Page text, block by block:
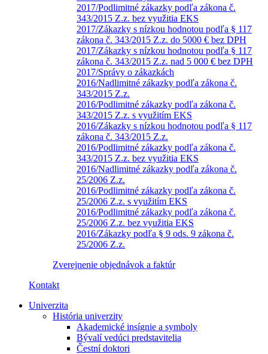
2017/Podlimitné zákazky podľa zákona č.
343/2015 Z.z. bez využitia EKS
2017/Zákazky s nízkou hodnotou podľa § 117
zákona č. 343/2015 Z.z. do 5000 € bez DPH
2017/Zákazky s nízkou hodnotou podľa § 117
zákona č. 343/2015 Z.z. nad 5 000 € bez DPH
2017/Správy o zákazkách
2016/Nadlimitné zákazky podľa zákona č.
343/2015 Z.z.
2016/Podlimitné zákazky podľa zákona č.
343/2015 Z.z. s využitím EKS
2016/Zákazky s nízkou hodnotou podľa § 117
zákona č. 343/2015 Z.z.
2016/Podlimitné zákazky podľa zákona č.
343/2015 Z.z. bez využitia EKS
2016/Nadlimitné zákazky podľa zákona č.
25/2006 Z.z.
2016/Podlimitné zákazky podľa zákona č.
25/2006 Z.z. s využitím EKS
2016/Podlimitné zákazky podľa zákona č.
25/2006 Z.z. bez využitia EKS
2016/Zákazky podľa § 9 ods. 9 zákona č.
25/2006 Z.z.
Zverejnenie objednávok a faktúr
Kontakt
Univerzita
História univerzity
Akademické insígnie a symboly
Bývalí vedúci predstavitelia
Čestní doktori